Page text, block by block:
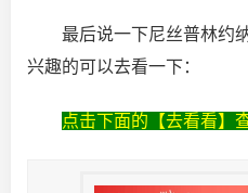
最后说一下尼丝普林约
兴趣的可以去看一下：
点击下面的【去看看】